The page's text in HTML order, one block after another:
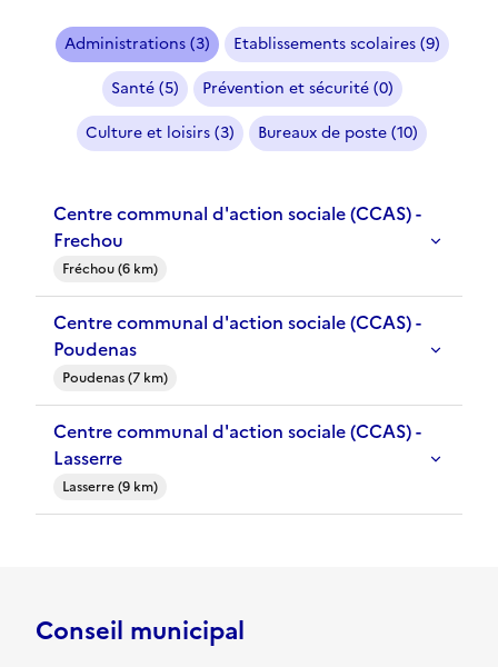
Administrations (3)
Etablissements scolaires (9)
Santé (5)
Prévention et sécurité (0)
Culture et loisirs (3)
Bureaux de poste (10)
Centre communal d'action sociale (CCAS) -
Frechou
Fréchou (6 km)
Centre communal d'action sociale (CCAS) -
Poudenas
Poudenas (7 km)
Centre communal d'action sociale (CCAS) -
Lasserre
Lasserre (9 km)
Conseil municipal